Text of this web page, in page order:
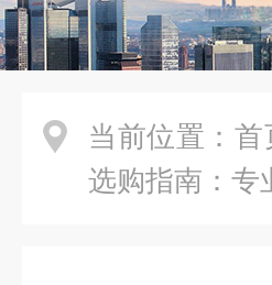
当前位置： 首
选购指南：专